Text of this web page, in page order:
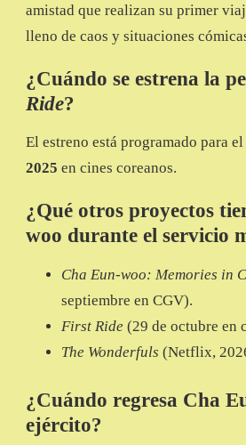
amistad que realizan su primer
lleno de caos y situaciones
¿Cuándo se estrena la
Ride?
El estreno está programado para el
2025 en cines coreanos.
¿Qué otros proyectos
woo durante el servicio
Cha Eun-woo: Memories in
septiembre en CGV).
First Ride (29 de octubre en
The Wonderfuls (Netflix,
¿Cuándo regresa Cha
ejército?